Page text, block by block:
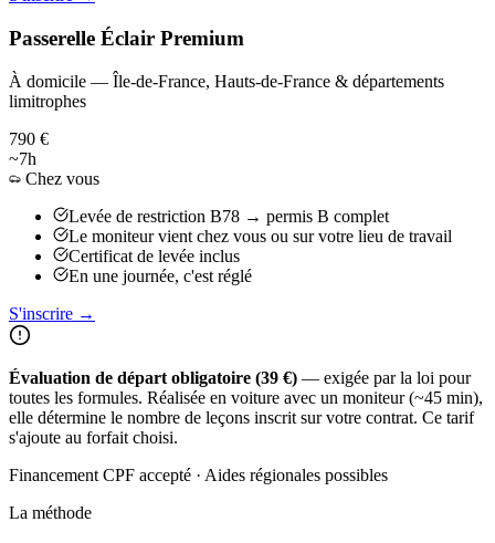
Passerelle Éclair Premium
À domicile — Île-de-France, Hauts-de-France & départements
limitrophes
790 €
~7h
Chez vous
Levée de restriction B78 → permis B complet
Le moniteur vient chez vous ou sur votre lieu de travail
Certificat de levée inclus
En une journée, c'est réglé
S'inscrire →
Évaluation de départ obligatoire (39 €) — exigée par la loi pour
toutes les formules. Réalisée en voiture avec un moniteur (~45 min),
elle détermine le nombre de leçons inscrit sur votre contrat. Ce tarif
s'ajoute au forfait choisi.
Financement CPF accepté · Aides régionales possibles
La méthode